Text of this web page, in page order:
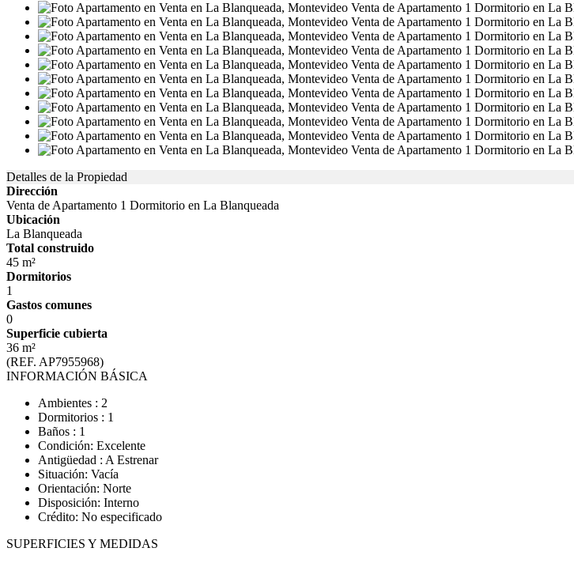
Detalles de la Propiedad
Dirección
Venta de Apartamento 1 Dormitorio en La Blanqueada
Ubicación
La Blanqueada
Total construido
45 m²
Dormitorios
1
Gastos comunes
0
Superficie cubierta
36 m²
(REF. AP7955968)
INFORMACIÓN BÁSICA
Ambientes : 2
Dormitorios : 1
Baños : 1
Condición: Excelente
Antigüedad : A Estrenar
Situación: Vacía
Orientación: Norte
Disposición: Interno
Crédito: No especificado
SUPERFICIES Y MEDIDAS